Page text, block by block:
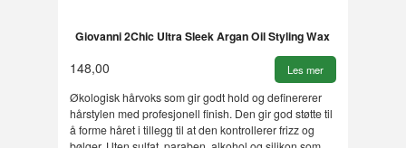
Giovanni 2Chic Ultra Sleek Argan Oil Styling Wax
148,00 Les mer
Økologisk hårvoks som gir godt hold og definererer
hårstylen med profesjonell finish. Den gir god støtte til
å forme håret i tillegg til at den kontrollerer frizz og